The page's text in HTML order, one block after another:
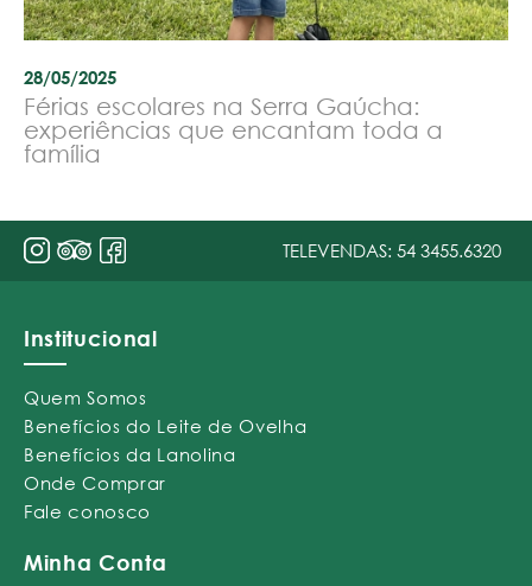
28/05/2025
Férias escolares na Serra Gaúcha:
experiências que encantam toda a
família
TELEVENDAS: 54 3455.6320
Institucional
Quem Somos
Benefícios do Leite de Ovelha
Benefícios da Lanolina
Onde Comprar
Fale conosco
Minha Conta